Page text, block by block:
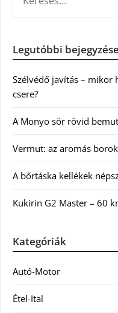
Legutóbbi
Szélvédő javítás – mikor
csere?
A Monyo sör rövid
Vermut: az aromás
A bőrtáska kellékek
Kukirin G2 Master – 60
Kategóriák
Autó-Motor
Étel-Ital